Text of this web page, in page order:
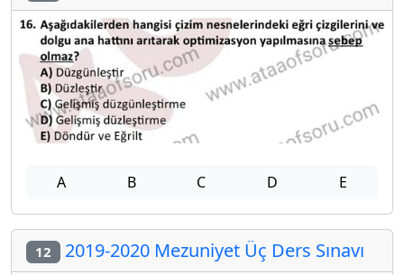
A B C D E
12 2019-2020 Mezuniyet Üç Ders Sınavı